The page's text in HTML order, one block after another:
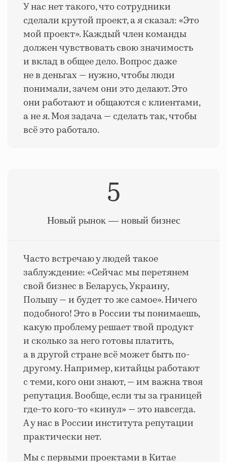
У нас нет такого, что сотрудники
сделали крутой проект, а я сказал: «Это
мой проект». Каждый член команды
должен чувствовать свою значимость
и вклад в общее дело. Вопрос даже
не в деньгах — нужно, чтобы люди
понимали, зачем они это делают. Это
они работают и общаются с клиентами,
а не я. Моя задача — сделать так, чтобы
всё это работало.
5
Новый рынок — новый бизнес
Часто встречаю у людей такое
заблуждение: «Сейчас мы перетянем
свой бизнес в Беларусь, Украину,
Польшу — и будет то же самое». Ничего
подобного! Это в России ты понимаешь,
какую проблему решает твой продукт
и сколько за него готовы платить,
а в другой стране всё может быть по-
другому. Например, китайцы работают
с теми, кого они знают, — им важна твоя
репутация. Вообще, если ты за границей
где-то кого-то «кинул» — это навсегда.
А у нас в России института репутации
практически нет.
Мы с первыми проектами в Китае